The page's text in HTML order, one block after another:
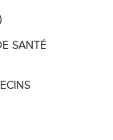
SANTÉ